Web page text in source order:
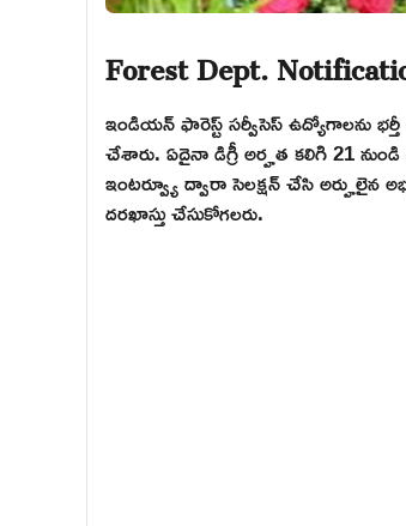
Forest Dept.
ఇండియన్ ఫారెస్ట్ సర్వీసెస్ ఉద్యోగాలను
చేశారు. ఏదైనా డిగ్రీ అర్హత కలిగి 21
ఇంటర్వ్యూ ద్వారా సెలక్షన్ చేసి అర్హులైన
దరఖాస్తు చేసుకోగలరు.